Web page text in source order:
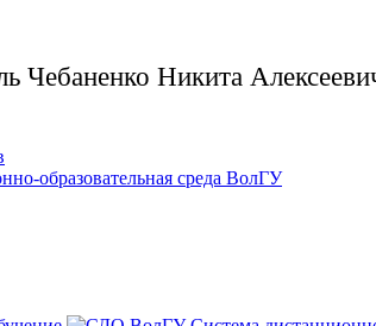
Чебаненко Никита
образовательная среда ВолГУ